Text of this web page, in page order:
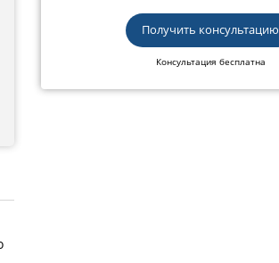
Получить консультацию
Консультация бесплатна